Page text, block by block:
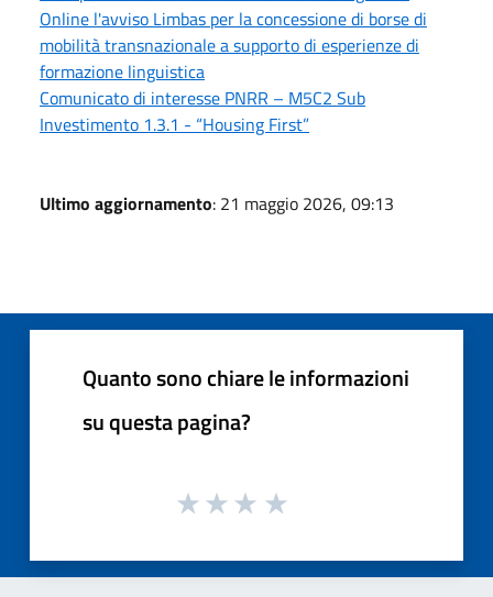
Online l'avviso Limbas per la concessione di borse di
mobilità transnazionale a supporto di esperienze di
formazione linguistica
Comunicato di interesse PNRR – M5C2 Sub
Investimento 1.3.1 - “Housing First”
Ultimo aggiornamento: 21 maggio 2026, 09:13
Quanto sono chiare le informazioni
su questa pagina?